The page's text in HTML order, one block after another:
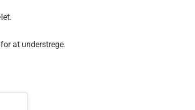
at understrege.